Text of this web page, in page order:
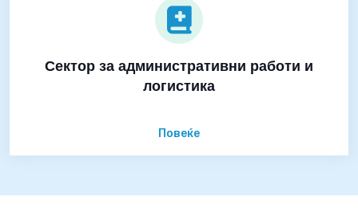
Сектор за административни работи и
логистика
Повеќе